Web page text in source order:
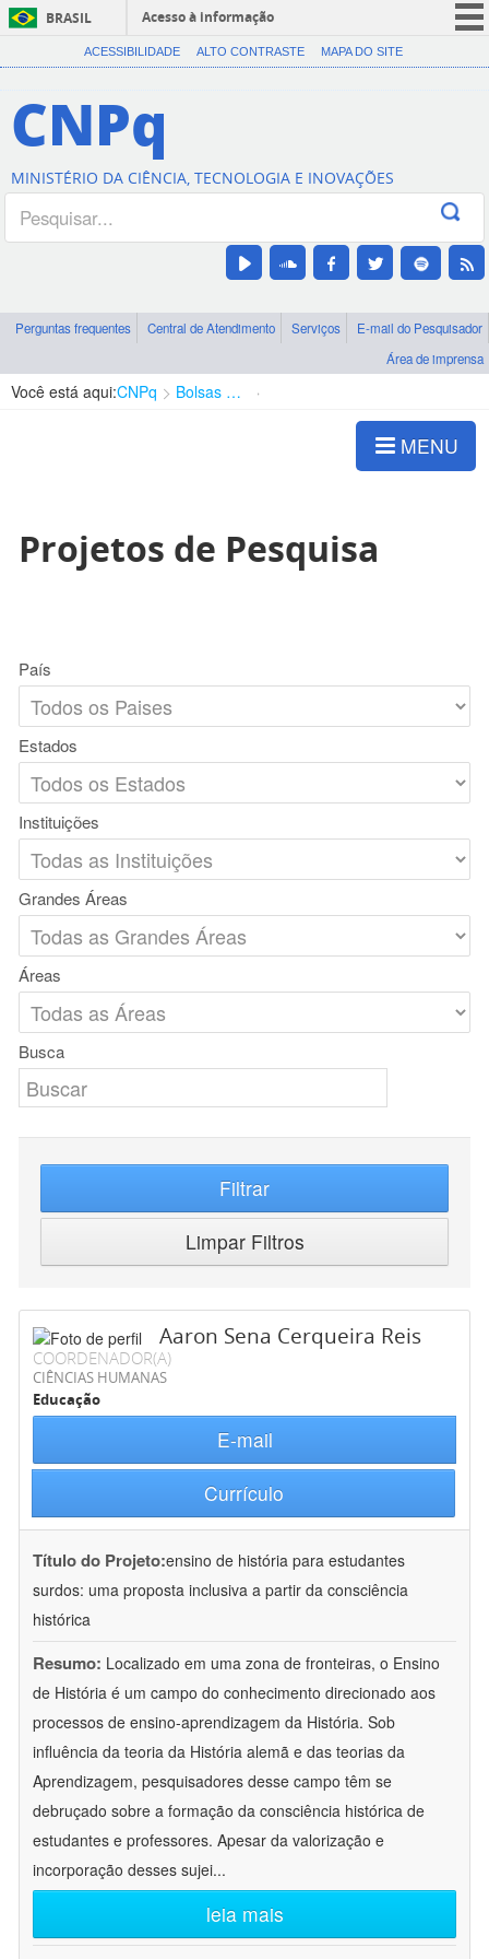
BRASIL
Acesso à informação
CORONAVÍRUS (COVID-19)
Canais
ACESSIBILIDADE ALTO CONTRASTE MAPA DO SITE
CNPq
MINISTÉRIO DA CIÊNCIA, TECNOLOGIA E INOVAÇÕES
Perguntas frequentes Central de Atendimento Serviços
E-mail do Pesquisador
Área de imprensa
Você está aqui:CNPq Bolsas e Auxílios Vigentes
MENU
Projetos de Pesquisa
País
Estados
Instituições
Grandes Áreas
Áreas
Busca
Filtrar
Limpar Filtros
Aaron Sena Cerqueira Reis
COORDENADOR(A)
CIÊNCIAS HUMANAS
Educação
E-mail
Currículo
Título do Projeto:ensino de história para estudantes
surdos: uma proposta inclusiva a partir da consciência
histórica
Resumo: Localizado em uma zona de fronteiras, o Ensino
de História é um campo do conhecimento direcionado aos
processos de ensino-aprendizagem da História. Sob
influência da teoria da História alemã e das teorias da
Aprendizagem, pesquisadores desse campo têm se
debruçado sobre a formação da consciência histórica de
estudantes e professores. Apesar da valorização e
incorporação desses sujei...
leia mais